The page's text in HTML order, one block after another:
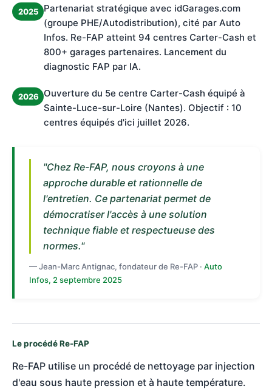
2025
Partenariat stratégique avec idGarages.com
(groupe PHE/Autodistribution), cité par Auto
Infos. Re-FAP atteint 94 centres Carter-Cash et
800+ garages partenaires. Lancement du
diagnostic FAP par IA.
2026 Ouverture du 5e centre Carter-Cash équipé à
Sainte-Luce-sur-Loire (Nantes). Objectif : 10
centres équipés d'ici juillet 2026.
"Chez Re-FAP, nous croyons à une
approche durable et rationnelle de
l'entretien. Ce partenariat permet de
démocratiser l'accès à une solution
technique fiable et respectueuse des
normes."
— Jean-Marc Antignac, fondateur de Re-FAP · Auto
Infos, 2 septembre 2025
Le procédé Re-FAP
Re-FAP utilise un procédé de nettoyage par injection
d'eau sous haute pression et à haute température.